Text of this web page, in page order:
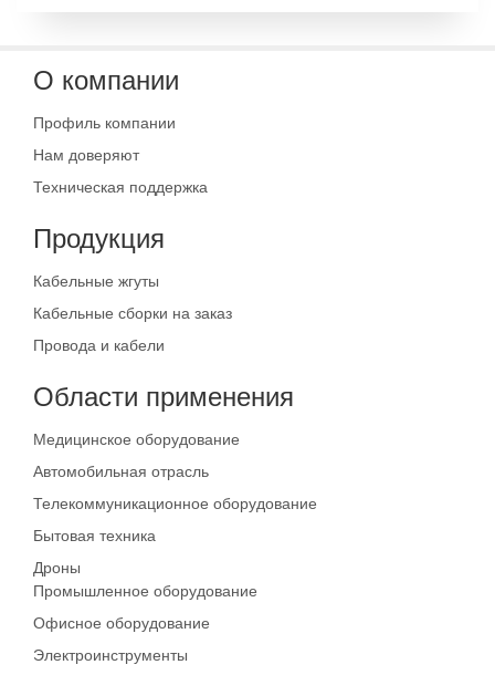
О компании
Профиль компании
Нам доверяют
Техническая поддержка
Продукция
Кабельные жгуты
Кабельные сборки на заказ
Провода и кабели
Области применения
Медицинское оборудование
Автомобильная отрасль
Телекоммуникационное оборудование
Бытовая техника
Дроны
Промышленное оборудование
Офисное оборудование
Электроинструменты